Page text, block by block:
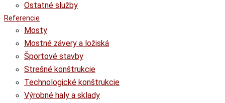
Ostatné služby
Referencie
Mosty
Mostné závery a ložiská
Športové stavby
Strešné konštrukcie
Technologické konštrukcie
Výrobné haly a sklady